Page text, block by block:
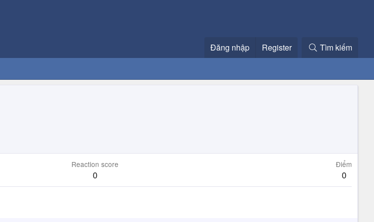
Đăng nhập Register Tìm kiếm
Reaction score
0
Điểm
0